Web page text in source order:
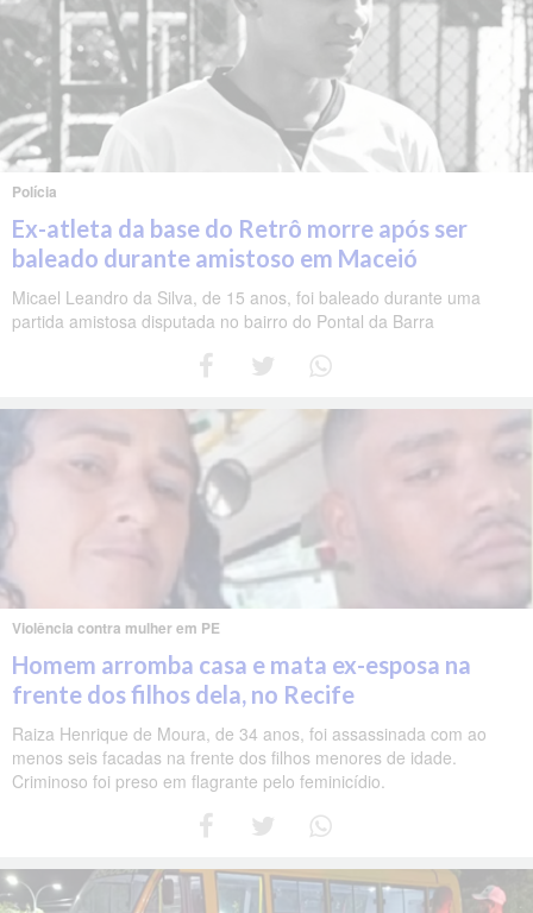
Polícia
Ex-atleta da base do Retrô morre após ser
baleado durante amistoso em Maceió
Micael Leandro da Silva, de 15 anos, foi baleado durante uma
partida amistosa disputada no bairro do Pontal da Barra
Violência contra mulher em PE
Homem arromba casa e mata ex-esposa na
frente dos filhos dela, no Recife
Raiza Henrique de Moura, de 34 anos, foi assassinada com ao
menos seis facadas na frente dos filhos menores de idade.
Criminoso foi preso em flagrante pelo feminicídio.